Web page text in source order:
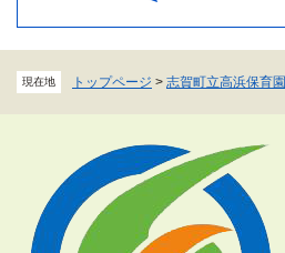
現在地 トップページ > 志賀町立高浜保育園